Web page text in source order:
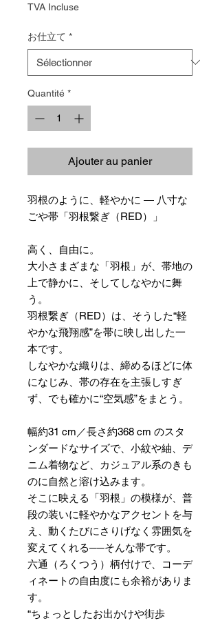
TVA Incluse
お仕立て *
Quantité *
Ajouter au panier
羽根のように、軽やかに ― 八寸な
ごや帯「羽根繋ぎ（RED）」
高く、自由に。
大小さまざまな「羽根」が、帯地の
上で静かに、そしてしなやかに舞
う。
羽根繋ぎ（RED）は、そうした“軽
やかな飛翔感”を帯に映し出した一
本です。
しなやかな織りは、締めるほどに体
になじみ、帯の存在を主張しすぎ
ず、でも確かに“空気感”をまとう。
幅約31 cm／長さ約368 cm のスタ
ンダードなサイズで、小紋や紬、デ
ニム着物など、カジュアル系のきも
のに自然と溶け込みます。
そこに映える「羽根」の模様が、普
段の装いに軽やかなアクセントを与
え、動くたびにさりげなく雰囲気を
変えてくれる──そんな帯です。
六通（ろくつう）柄付けで、コーデ
ィネートの自由度にも余裕がありま
す。
“ちょっとしたお出かけや街歩